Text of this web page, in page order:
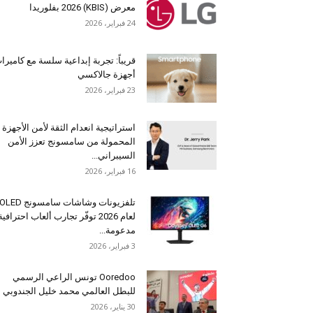
معرض (KBIS) 2026 بفلوريدا
24 فبراير، 2026
قريباً: تجربة إبداعية سلسة مع
أجهزة جالاكسي
23 فبراير، 2026
استراتيجية انعدام الثقة لأمن الأجهزة
المحمولة من سامسونج تعزز الأمن
السيبراني...
16 فبراير، 2026
تلفزيونات وشاشات سامسونج OLED
لعام 2026 توفّر تجارب ألعاب
مدعومة...
3 فبراير، 2026
Ooredoo تونس الراعي الرسمي
للبطل العالمي محمد خليل الجندوبي
30 يناير، 2026